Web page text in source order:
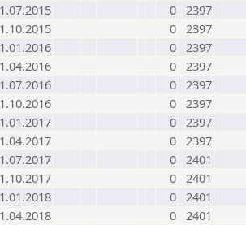
0 2397
0 2397
0 2397
0 2397
0 2397
0 2397
0 2397
0 2397
0 2401
0 2401
0 2401
0 2401